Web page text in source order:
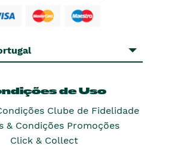
de Uso
Clube de Fidelidade
& Condições Promoções
Click & Collect